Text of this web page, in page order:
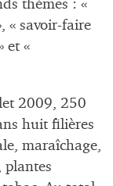
thèmes : «
« savoir-faire
et «
2009, 250
huit filières
maraîchage,
plantes